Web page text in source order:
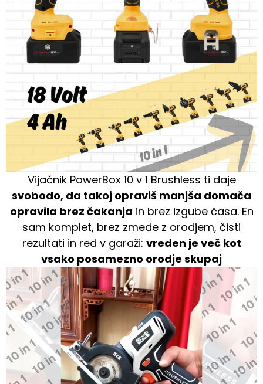
Vijačnik PowerBox 10 v 1 Brushless ti daje
svobodo, da takoj opraviš manjša domača
opravila brez čakanja in brez izgube časa. En
sam komplet, brez zmede z orodjem, čisti
rezultati in red v garaži: vreden je več kot
vsako posamezno orodje skupaj